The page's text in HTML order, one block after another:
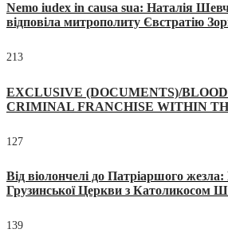
Nemo iudex in causa sua: Наталія
відповіла митрополиту Євстратію
213
EXCLUSIVE (DOCUMENTS)/
CRIMINAL FRANCHISE WITHIN
127
Від віолончелі до Патріаршого
Грузинської Церкви з Католикосом
139